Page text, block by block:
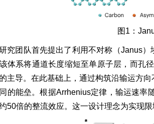
图1：
究团队首先提出了利用不对称（Janus
体系将通道长度缩短至单原子层，而孔
主导。在此基础上，通过构筑沿输运方
的能垒。根据Arrhenius定律，输运速率
50倍的整流效应。这一设计理念为实现